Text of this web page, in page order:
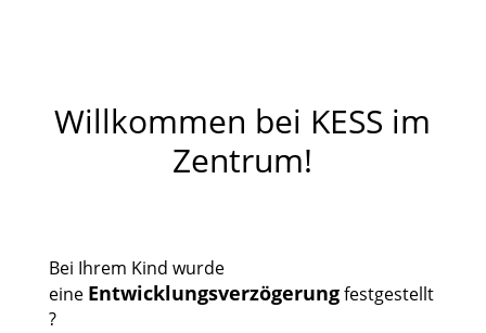
Willkommen bei KESS im
Zentrum!
Bei Ihrem Kind wurde
eine Entwicklungsverzögerungfestgestellt
?